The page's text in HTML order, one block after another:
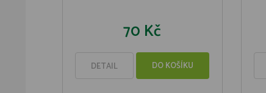
70 Kč
DETAIL DO KOŠÍKU